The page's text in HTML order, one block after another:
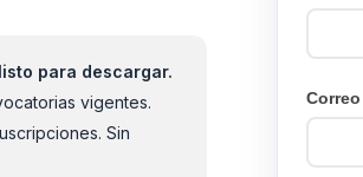
para descargar.
vigentes.
Sin